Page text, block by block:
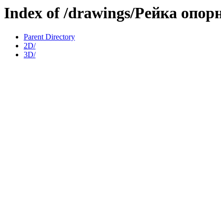
Index of /drawings/Рейка
Parent Directory
2D/
3D/